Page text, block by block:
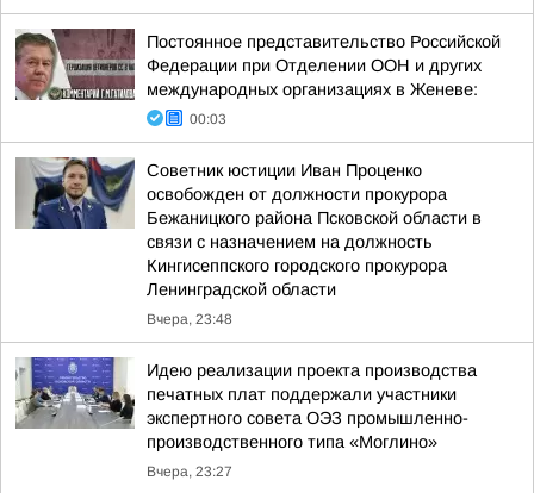
Постоянное представительство Российской
Федерации при Отделении ООН и других
международных организациях в Женеве:
00:03
Советник юстиции Иван Проценко
освобожден от должности прокурора
Бежаницкого района Псковской области в
связи с назначением на должность
Кингисеппского городского прокурора
Ленинградской области
Вчера, 23:48
Идею реализации проекта производства
печатных плат поддержали участники
экспертного совета ОЭЗ промышленно-
производственного типа «Моглино»
Вчера, 23:27